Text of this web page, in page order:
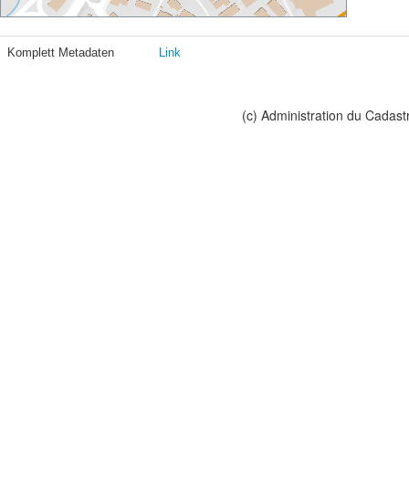
Komplett Metadaten Link
(c) Administration du